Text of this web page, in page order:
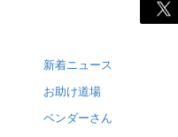
新着ニュース
お助け道場
ベンダーさん